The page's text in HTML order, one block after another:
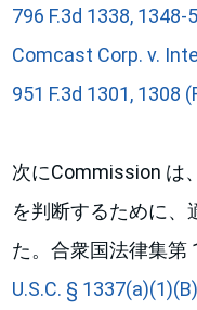
796 F.3d 1338,
Comcast Corp. v.
951 F.3d 1301, 1308
次にCommission は
を判断するために、
た。合衆国法律集第
U.S.C. §